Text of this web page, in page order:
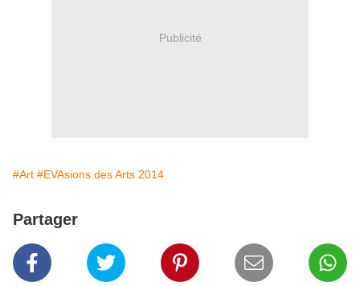
Publicité
#Art #EVAsions des Arts 2014
Partager